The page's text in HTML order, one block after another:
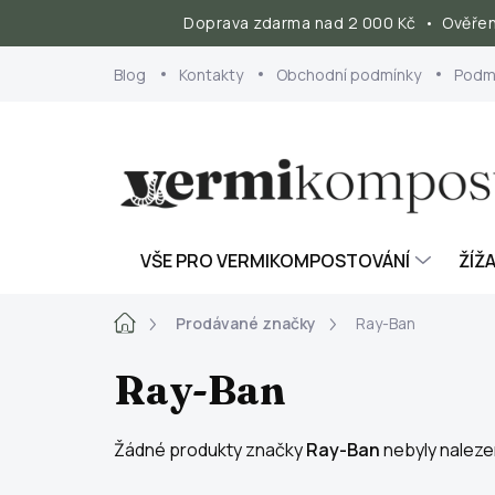
Doprava zdarma nad 2 000 Kč •
Blog Kontakty Obchodní podmínky
VŠE PRO VERMIKOMPOSTOVÁNÍ
DomůProdávané značky Ray-Ban
Ray-Ban
Žádné produkty značkyRay-Bannebyly